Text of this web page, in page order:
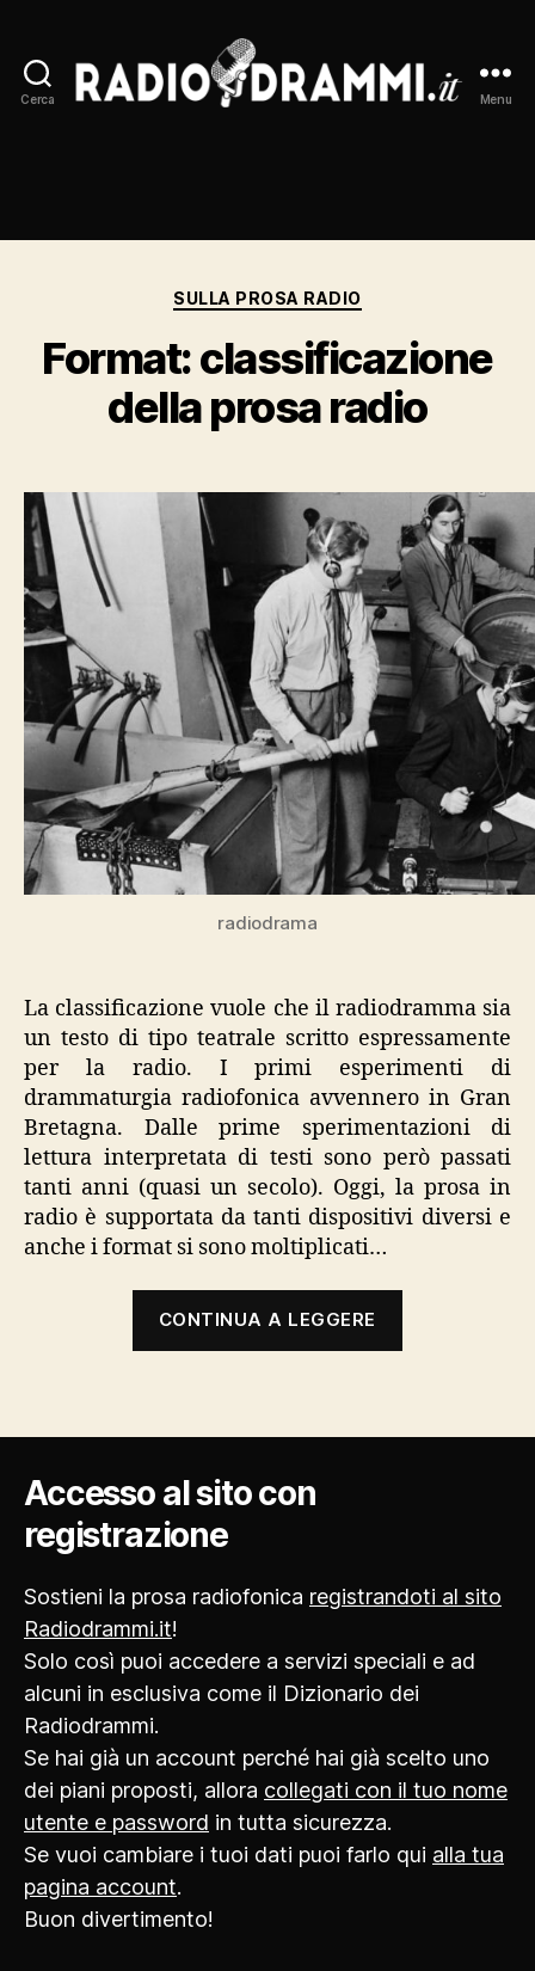
Cerca Menu
Categorie
SULLA PROSA RADIO
Format: classificazione
della prosa radio
radiodrama
La classificazione vuole che il radiodramma sia
un testo di tipo teatrale scritto espressamente
per la radio. I primi esperimenti di
drammaturgia radiofonica avvennero in Gran
Bretagna. Dalle prime sperimentazioni di
lettura interpretata di testi sono però passati
tanti anni (quasi un secolo). Oggi, la prosa in
radio è supportata da tanti dispositivi diversi e
anche i format si sono moltiplicati…
CONTINUA A LEGGERE
radio”
Accesso al sito con
registrazione
Sostieni la prosa radiofonica registrandoti al sito
Radiodrammi.it!
Solo così puoi accedere a servizi speciali e ad
alcuni in esclusiva come il Dizionario dei
Radiodrammi.
Se hai già un account perché hai già scelto uno
dei piani proposti, allora collegati con il tuo nome
utente e password in tutta sicurezza.
Se vuoi cambiare i tuoi dati puoi farlo qui alla tua
pagina account.
Buon divertimento!